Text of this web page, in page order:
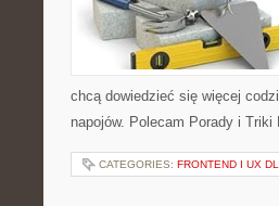
chcą dowiedzieć się więcej
napojów. Polecam Porady i
CATEGORIES: FRONTEND I UX